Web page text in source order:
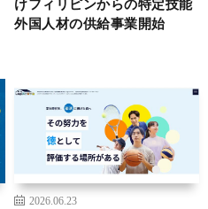
けフィリピンからの特定技能
外国人材の供給事業開始
2026.06.23